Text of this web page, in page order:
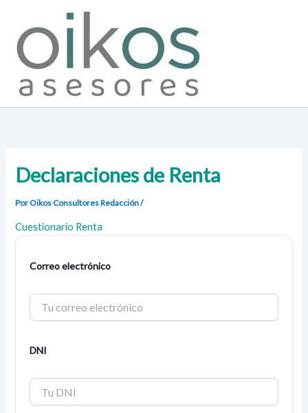
contenido
Declaraciones de Renta
Por Oikos ConsultoresRedacción/
Cuestionario Renta
Correo electrónico
DNI